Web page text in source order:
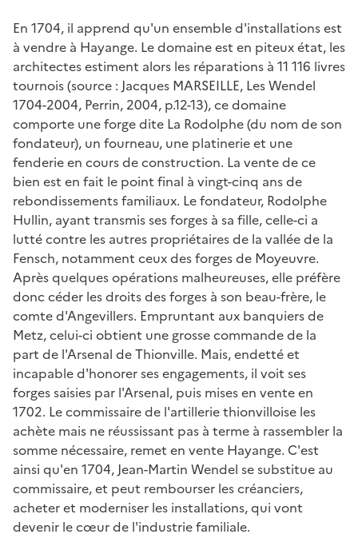
En 1704, il apprend qu'un ensemble d'installations est
à vendre à Hayange. Le domaine est en piteux état, les
architectes estiment alors les réparations à 11 116 livres
tournois (source : Jacques MARSEILLE, Les Wendel
1704-2004, Perrin, 2004, p.12-13), ce domaine
comporte une forge dite La Rodolphe (du nom de son
fondateur), un fourneau, une platinerie et une
fenderie en cours de construction. La vente de ce
bien est en fait le point final à vingt-cinq ans de
rebondissements familiaux. Le fondateur, Rodolphe
Hullin, ayant transmis ses forges à sa fille, celle-ci a
lutté contre les autres propriétaires de la vallée de la
Fensch, notamment ceux des forges de Moyeuvre.
Après quelques opérations malheureuses, elle préfère
donc céder les droits des forges à son beau-frère, le
comte d'Angevillers. Empruntant aux banquiers de
Metz, celui-ci obtient une grosse commande de la
part de l'Arsenal de Thionville. Mais, endetté et
incapable d'honorer ses engagements, il voit ses
forges saisies par l'Arsenal, puis mises en vente en
1702. Le commissaire de l'artillerie thionvilloise les
achète mais ne réussissant pas à terme à rassembler la
somme nécessaire, remet en vente Hayange. C'est
ainsi qu'en 1704, Jean-Martin Wendel se substitue au
commissaire, et peut rembourser les créanciers,
acheter et moderniser les installations, qui vont
devenir le cœur de l'industrie familiale.